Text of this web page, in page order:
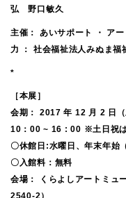
弘 野口敏久
主催： あいサポート ・ ア
力 ： 社会福祉法人みぬま
*
［本展］
会期： 2017 年 12 月 2 日（
10：00 ~ 16 : 00 ※土日祝
〇休館日:水曜日、年末年始
〇入館料：無料
会場： くらよしアートミュ
2540-2）